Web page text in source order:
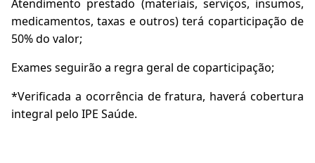
Atendimento prestado (materiais, serviços, insumos,
medicamentos, taxas e outros) terá coparticipação de
50% do valor;
Exames seguirão a regra geral de coparticipação;
*Verificada a ocorrência de fratura, haverá cobertura
integral pelo IPE Saúde.